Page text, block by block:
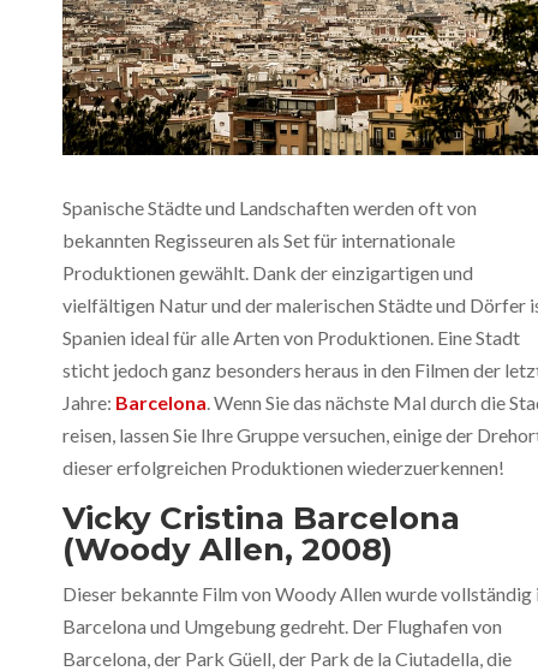
Spanische Städte und Landschaften werden oft von
bekannten Regisseuren als Set für internationale
Produktionen gewählt. Dank der einzigartigen und
vielfältigen Natur und der malerischen Städte und Dörfer
Spanien ideal für alle Arten von Produktionen. Eine Stadt
sticht jedoch ganz besonders heraus in den Filmen der
Jahre: Barcelona. Wenn Sie das nächste Mal durch die
reisen, lassen Sie Ihre Gruppe versuchen, einige der
dieser erfolgreichen Produktionen wiederzuerkennen!
Vicky Cristina Barcelona
(Woody Allen, 2008)
Dieser bekannte Film von Woody Allen wurde vollständig
Barcelona und Umgebung gedreht. Der Flughafen von
Barcelona, der Park Güell, der Park de la Ciutadella, die